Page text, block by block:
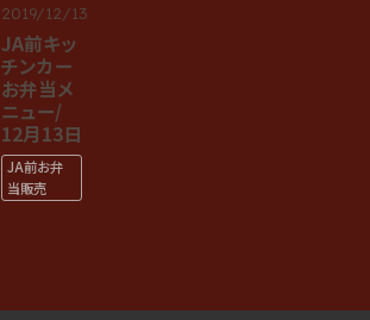
2019/12/13
JA前キッ
チンカー
お弁当メ
ニュー/
12月13日
JA前お弁
当販売